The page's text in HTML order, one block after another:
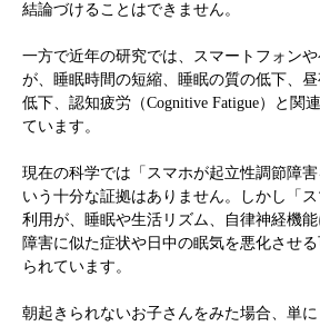
結論づけることはできません。
一方で近年の研究では、スマートフォン
が、睡眠時間の短縮、睡眠の質の低下、
低下、認知疲労（Cognitive Fatigue）と関
ています。
現在の科学では「スマホが起立性調節障
いう十分な証拠はありません。しかし「
利用が、睡眠や生活リズム、自律神経機
障害に似た症状や日中の眠気を悪化させ
られています。
朝起きられないお子さんをみた場合、単